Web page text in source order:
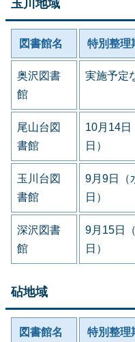
玉川地域
図書館名 特別整理
奥沢図書
館
実施予定
尾山台図
書館
10月14日
日）
玉川台図
書館
9月9日（
日）
深沢図書
館
9月15日
日）
砧地域
図書館名 特別整理